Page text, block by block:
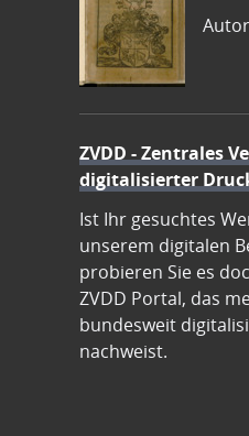
ZVDD - Zentrales
digitalisierter
Ist Ihr gesuchtes
unserem digitalen
probieren Sie es
ZVDD Portal, das
bundesweit
nachweist.